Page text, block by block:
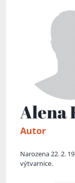
Alena
Autor
Narozena 22. 2.
výtvarnice.